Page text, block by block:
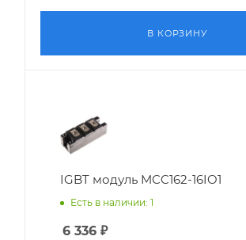
В КОРЗИНУ
IGBT модуль MCC162-16IO1
Есть в наличии: 1
6 336 ₽